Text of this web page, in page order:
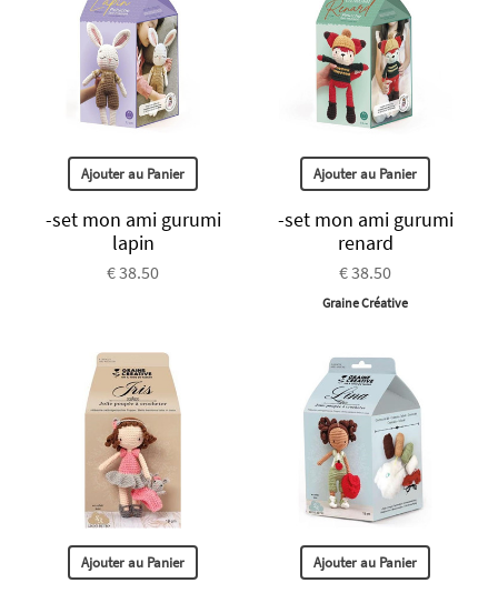
Ajouter au Panier
-set mon ami gurumi
lapin
€ 38.50
Ajouter au Panier
-set mon ami gurumi
renard
€ 38.50
Graine Créative
Ajouter au Panier Ajouter au Panier